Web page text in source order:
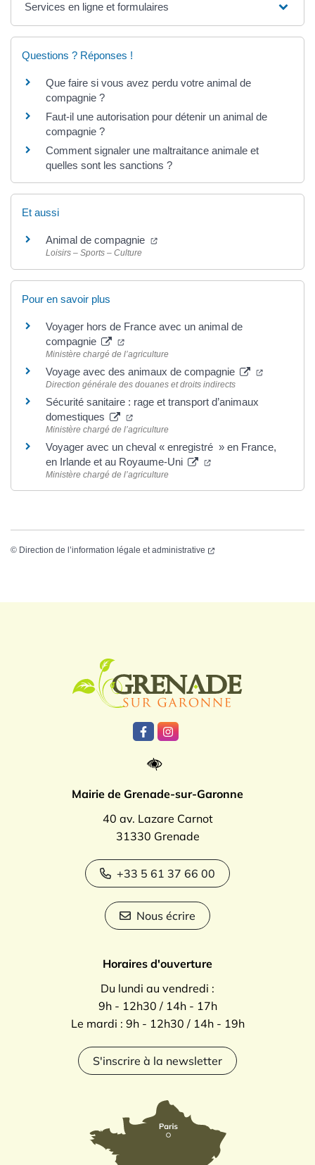
Services en ligne et formulaires
Questions ? Réponses !
Que faire si vous avez perdu votre animal de
compagnie ?
Faut-il une autorisation pour détenir un animal de
compagnie ?
Comment signaler une maltraitance animale et
quelles sont les sanctions ?
Et aussi
Animal de compagnie
Loisirs – Sports – Culture
Pour en savoir plus
Voyager hors de France avec un animal de
compagnie
Ministère chargé de l’agriculture
Voyage avec des animaux de compagnie
Direction générale des douanes et droits indirects
Sécurité sanitaire : rage et transport d’animaux
domestiques
Ministère chargé de l’agriculture
Voyager avec un cheval « enregistré » en France,
en Irlande et au Royaume-Uni
Ministère chargé de l’agriculture
© Direction de l’information légale et administrative
Lien vers le compte Facebook
Lien vers le compte
Mairie de Grenade-sur-Garonne
40 av. Lazare Carnot
31330 Grenade
+33 5 61 37 66 00
Nous écrire
Horaires d'ouverture
Du lundi au vendredi :
9h - 12h30 / 14h - 17h
Le mardi : 9h - 12h30 / 14h - 19h
S'inscrire à la newsletter